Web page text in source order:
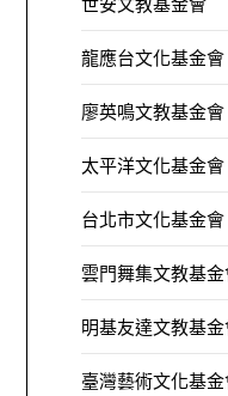
龍應台文化基金會
廖英鳴文教基金會
太平洋文化基金會
台北市文化基金會
雲門舞集文教基
明基友達文教基
臺灣藝術文化基